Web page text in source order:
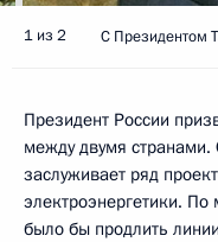
1 из 2 С Президентом
Президент России
между двумя странами.
заслуживает ряд
электроэнергетики.
было бы продлить